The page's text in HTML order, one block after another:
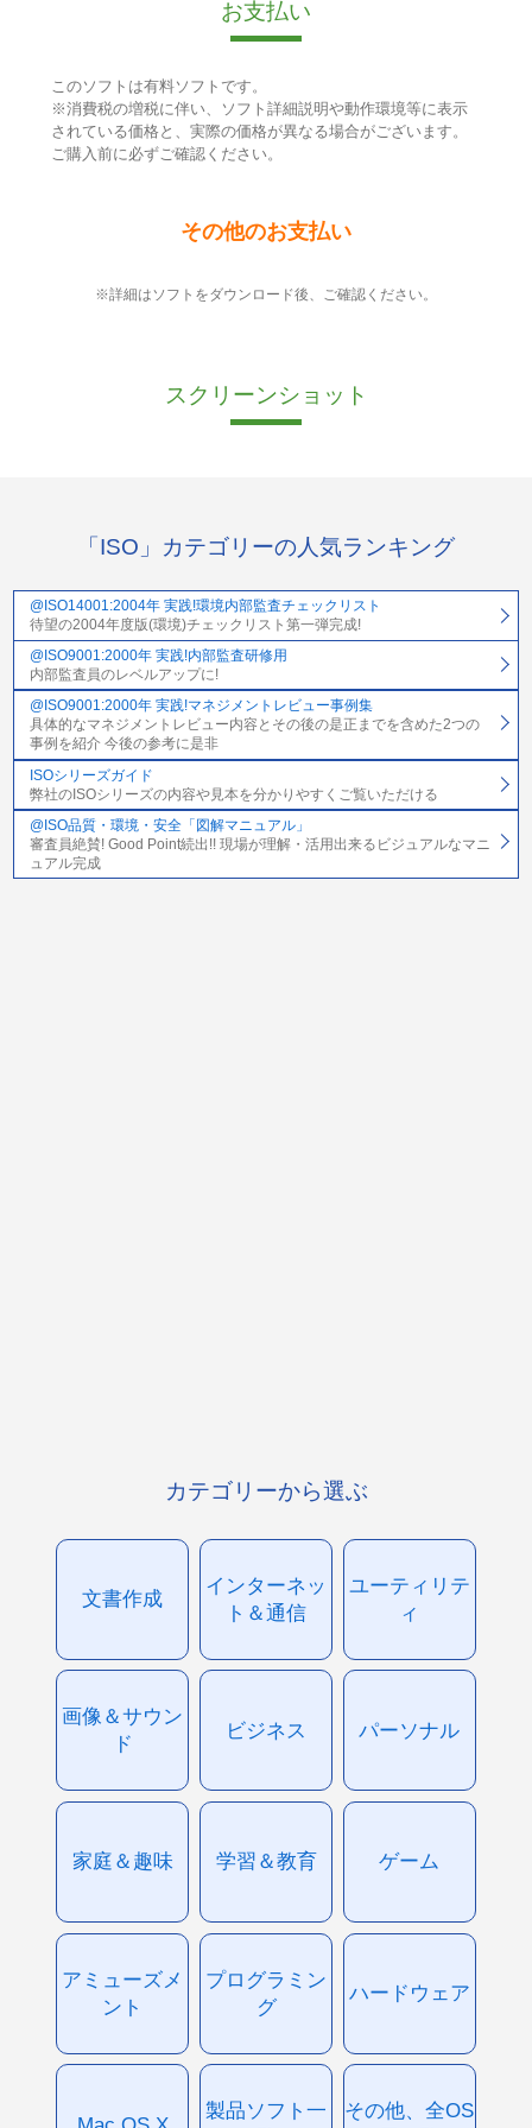
お支払い
このソフトは有料ソフトです。
※消費税の増税に伴い、ソフト詳細説明や動作環境等に表示
されている価格と、実際の価格が異なる場合がございます。
ご購入前に必ずご確認ください。
その他のお支払い
※詳細はソフトをダウンロード後、ご確認ください。
スクリーンショット
「ISO」カテゴリーの人気ランキング
@ISO14001:2004年 実践!環境内部監査チェックリスト
待望の2004年度版(環境)チェックリスト第一弾完成!
@ISO9001:2000年 実践!内部監査研修用
内部監査員のレベルアップに!
@ISO9001:2000年 実践!マネジメントレビュー事例集
具体的なマネジメントレビュー内容とその後の是正までを含めた2つの
事例を紹介 今後の参考に是非
ISOシリーズガイド
弊社のISOシリーズの内容や見本を分かりやすくご覧いただける
@ISO品質・環境・安全「図解マニュアル」
審査員絶賛! Good Point続出!! 現場が理解・活用出来るビジュアルなマニ
ュアル完成
カテゴリーから選ぶ
文書作成
インターネッ
ト＆通信
ユーティリテ
ィ
画像＆サウン
ド
ビジネス パーソナル
家庭＆趣味 学習＆教育 ゲーム
アミューズメ
ント
プログラミン
グ
ハードウェア
製品ソフト一
その他、全OS